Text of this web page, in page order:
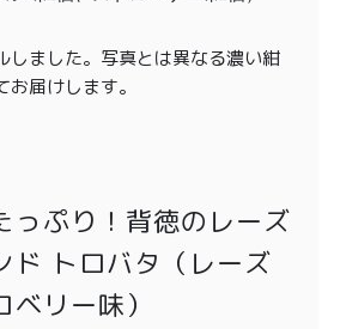
ました。写真とは異なる濃い紺
届けします。
っぷり！背徳のレーズ
ド トロバタ（レーズ
リー味）